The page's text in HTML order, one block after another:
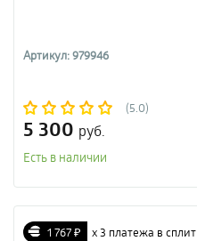
Артикул: 979946
(5.0)
5 300 руб.
Есть в наличии
1 767 ₽ х 3 платежа в сплит